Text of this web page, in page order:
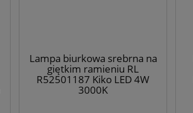
Lampa biurkowa srebrna na
giętkim ramieniu RL
R52501187 Kiko LED 4W
3000K